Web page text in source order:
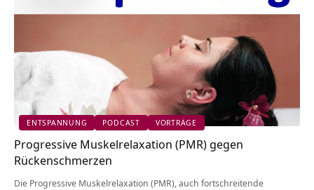
ENTSPANNUNG PODCAST VORTRÄGE
Progressive Muskelrelaxation (PMR) gegen
Rückenschmerzen
Die Progressive Muskelrelaxation (PMR), auch fortschreitende